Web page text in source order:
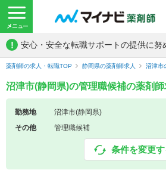
! 安心・安全な転職サポートの提供に努
薬剤師の求人・転職TOP 静岡県の薬剤師求人 沼津市
沼津市(静岡県)の管理職候補の薬剤
勤務地
沼津市(静岡県)
その他
管理職候補
条件を変更す